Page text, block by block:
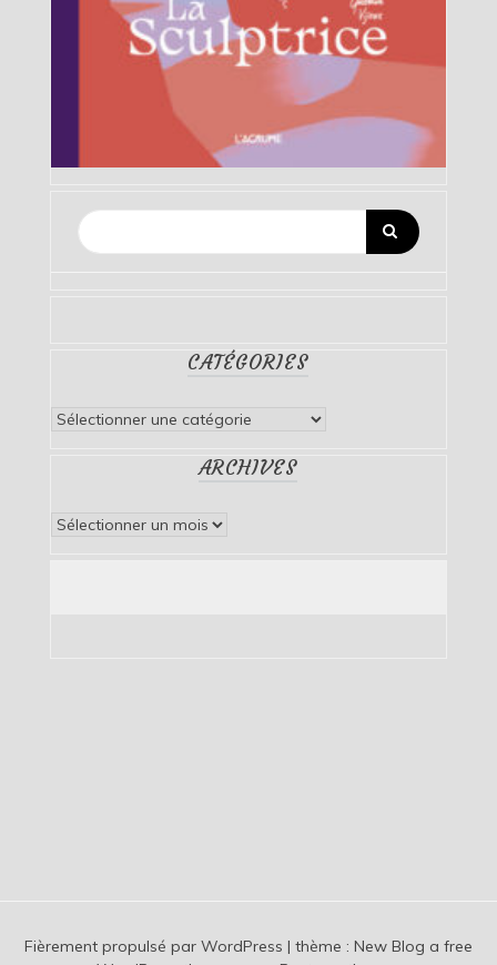
CATÉGORIES
Catégories
ARCHIVES
Archives
Fièrement propulsé par WordPress | thème : New Blog a free